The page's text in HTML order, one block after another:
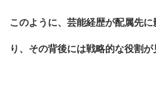
このように、芸能経歴が配属先
り、その背後には戦略的な役割が